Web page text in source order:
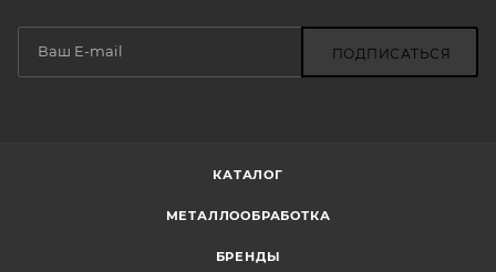
ПОДПИСАТЬСЯ
КАТАЛОГ
МЕТАЛЛООБРАБОТКА
БРЕНДЫ